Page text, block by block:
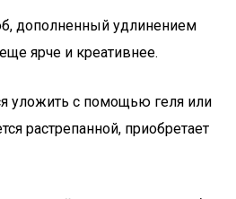
дополненный удлинением
ярче и креативнее.
уложить с помощью геля или
растрепанной, приобретает